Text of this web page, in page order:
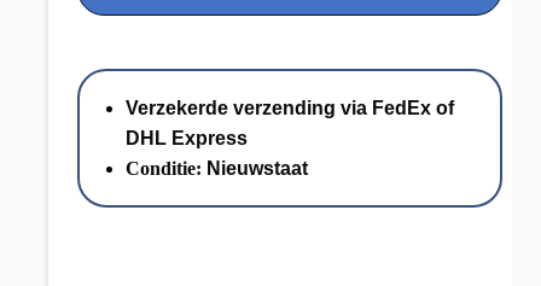
Ketting
14
KRT
Lengte
62
Verzekerde verzending via FedEx of
DHL Express
Conditie: Nieuwstaat